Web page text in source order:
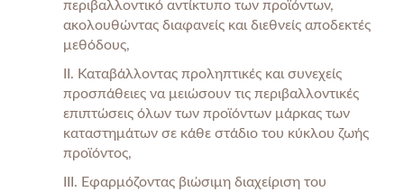
περιβαλλοντικό αντίκτυπο των προϊόντων,
ακολουθώντας διαφανείς και διεθνείς αποδεκτές
μεθόδους,
II. Καταβάλλοντας προληπτικές και συνεχείς
προσπάθειες να μειώσουν τις περιβαλλοντικές
επιπτώσεις όλων των προϊόντων μάρκας των
καταστημάτων σε κάθε στάδιο του κύκλου ζωής
προϊόντος,
III. Εφαρμόζοντας βιώσιμη διαχείριση του